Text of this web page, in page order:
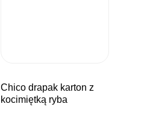
chico drapak karton z
kocimiętką ryba